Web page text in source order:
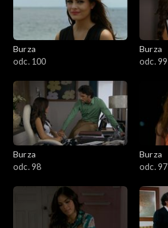
Burza
odc. 100
Burza
odc. 99
Burza
odc. 98
Burza
odc. 97